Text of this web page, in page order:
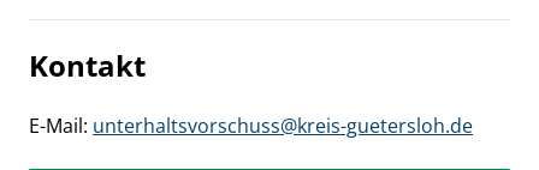
Kontakt
E-Mail: unterhaltsvorschuss@kreis-guetersloh.de